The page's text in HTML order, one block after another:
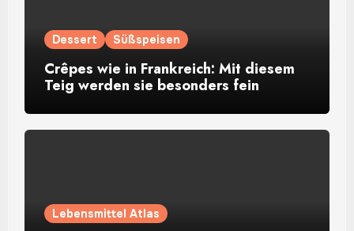
Dessert Süßspeisen
Crêpes wie in Frankreich: Mit diesem
Teig werden sie besonders fein
Lebensmittel Atlas